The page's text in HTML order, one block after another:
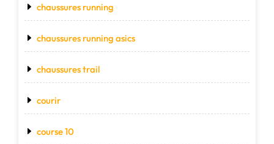
chaussures running
chaussures running asics
chaussures trail
courir
course 10